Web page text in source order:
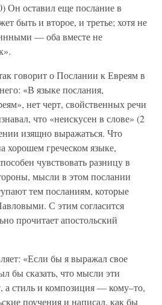
Он оставил еще послание в
быть и второе, и третье; хотя не
— оба вместе не
говорит о Послании к Евреям в
«В языке послания,
нет черт, свойственных речи
что «неискусен в слове» (2
изящно выражаться. Что
хорошем греческом языке,
чувствовать разницу в
мысли в этом послании
тем посланиям, которые
С этим согласится
прочитает апостольский
«Если бы я выражал свое
бы сказать, что мысли эти
а стиль и композиция — кому–то,
поучения и написал, как бы